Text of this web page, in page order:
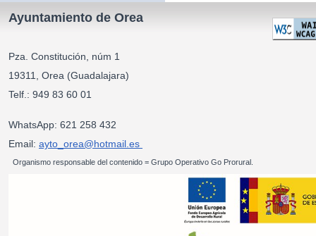
Ayuntamiento de Orea
Pza. Constitución, núm 1
19311, Orea (Guadalajara)
Telf.: 949 83 60 01
WhatsApp: 621 258 432
Email: ayto_orea@hotmail.es
Organismo responsable del contenido = Grupo Operativo Go Prorural.